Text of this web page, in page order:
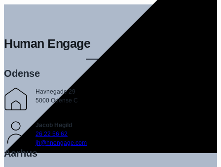
Human Engage
Odense
Havnegade 29
5000 Odense C
Jacob Høgild
26 22 56 62
jh@hnengage.com
Aarhus